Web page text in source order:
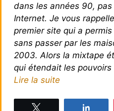
dans les années 90, pas
Internet. Je vous
premier site qui a
sans passer par les
2003. Alors la mixtape
qui étendait les
Lire la suite